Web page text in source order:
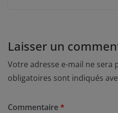
Laisser un
Votre adresse e-mail ne sera
obligatoires sont indiqués
Commentaire*